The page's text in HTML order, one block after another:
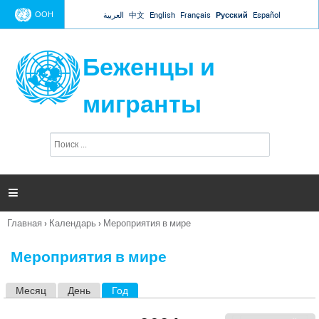
Jump to navigation
ООН العربية 中文 English Français Русский Español
Беженцы и
мигранты
п
и

Вы
Главная › Календарь › Мероприятия в мире
Мероприятия в мире
Месяц День Год